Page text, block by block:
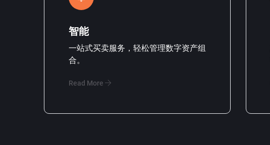
智能
一站式买卖服务，轻松管理数字资产组
合。
Read More